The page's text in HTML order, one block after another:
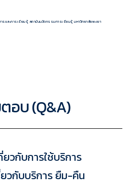
และการเรียนรู้ สถาบันนวัตกรรมการเรียนรู้ มหาวิทยาลัยพะเยา
อบ (Q&A)
ยวกับการใช้บริการ
วกับบริการ ยืม-คืน